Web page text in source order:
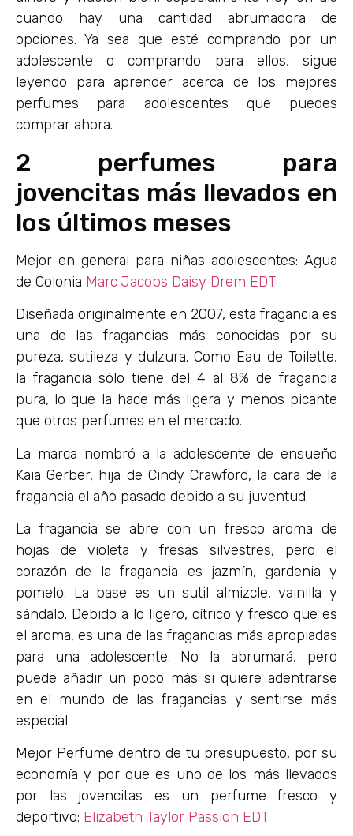
cuando hay una cantidad abrumadora de
opciones. Ya sea que esté comprando por un
adolescente o comprando para ellos, sigue
leyendo para aprender acerca de los mejores
perfumes para adolescentes que puedes
comprar ahora.
2 perfumes para
jovencitas más llevados en
los últimos meses
Mejor en general para niñas adolescentes: Agua
de Colonia Marc Jacobs Daisy Drem EDT
Diseñada originalmente en 2007, esta fragancia es
una de las fragancias más conocidas por su
pureza, sutileza y dulzura. Como Eau de Toilette,
la fragancia sólo tiene del 4 al 8% de fragancia
pura, lo que la hace más ligera y menos picante
que otros perfumes en el mercado.
La marca nombró a la adolescente de ensueño
Kaia Gerber, hija de Cindy Crawford, la cara de la
fragancia el año pasado debido a su juventud.
La fragancia se abre con un fresco aroma de
hojas de violeta y fresas silvestres, pero el
corazón de la fragancia es jazmín, gardenia y
pomelo. La base es un sutil almizcle, vainilla y
sándalo. Debido a lo ligero, cítrico y fresco que es
el aroma, es una de las fragancias más apropiadas
para una adolescente. No la abrumará, pero
puede añadir un poco más si quiere adentrarse
en el mundo de las fragancias y sentirse más
especial.
Mejor Perfume dentro de tu presupuesto, por su
economía y por que es uno de los más llevados
por las jovencitas es un perfume fresco y
deportivo: Elizabeth Taylor Passion EDT